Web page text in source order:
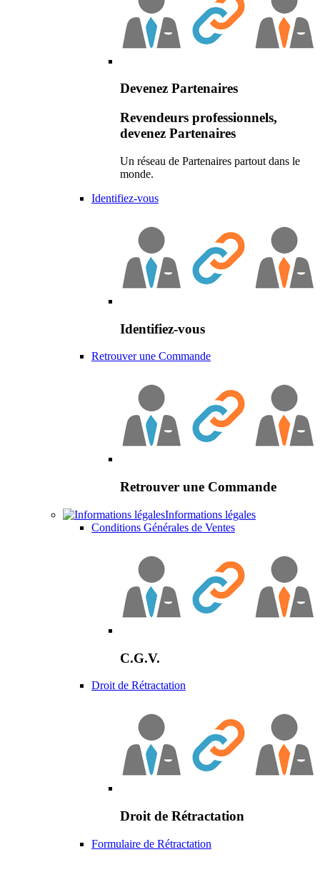
Devenez Partenaires
Revendeurs professionnels,
devenez Partenaires
Un réseau de Partenaires partout dans le
monde.
Identifiez-vous
Identifiez-vous
Retrouver une Commande
Retrouver une Commande
Informations légales
Conditions Générales de Ventes
C.G.V.
Droit de Rétractation
Droit de Rétractation
Formulaire de Rétractation